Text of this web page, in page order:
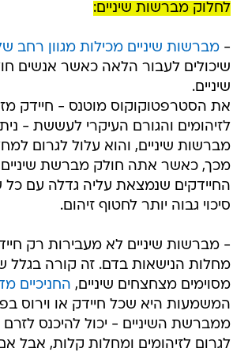
לחלוק מברשות שיניים:
-מברשות שיניים מכילות מגוון רחב
שיכולים לעבור הלאה כאשר אנשים
שיניים.
את הסטרפטוקוקוס מוטנס - חיידק
לזיהומים והגורם העיקרי לעששת -
מברשות שיניים, והוא עלול לגרום
מכך, כאשר אתה חולק מברשת
החיידקים שנמצאת עליה גדלה עם כל
סיכוי גבוה יותר לחטוף זיהום.
- מברשות שיניים לא מעבירות רק
מחלות הנישאות בדם. זה קורה בגלל
מסוימים מצחצחים שיניים, החניכיים
המשמעות היא שכל חיידק או וירוס
ממברשת השיניים - יכול להיכנס
לגרום לזיהומים ומחלות קלות, אבל